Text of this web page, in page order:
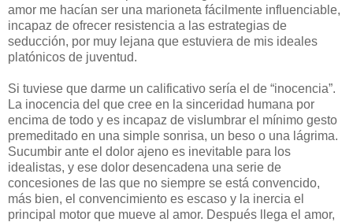
amor me hacían ser una marioneta fácilmente influenciable,
incapaz de ofrecer resistencia a las estrategias de
seducción, por muy lejana que estuviera de mis ideales
platónicos de juventud.
Si tuviese que darme un calificativo sería el de “inocencia”.
La inocencia del que cree en la sinceridad humana por
encima de todo y es incapaz de vislumbrar el mínimo gesto
premeditado en una simple sonrisa, un beso o una lágrima.
Sucumbir ante el dolor ajeno es inevitable para los
idealistas, y ese dolor desencadena una serie de
concesiones de las que no siempre se está convencido,
más bien, el convencimiento es escaso y la inercia el
principal motor que mueve al amor. Después llega el amor,